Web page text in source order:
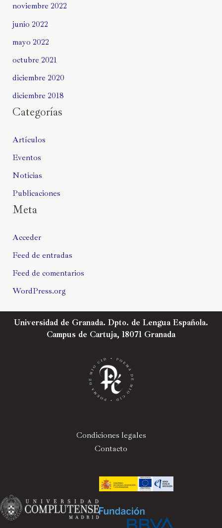
noviembre 2022
junio 2022
mayo 2022
octubre 2021
diciembre 2020
diciembre 2018
Categorías
Artículos
Eventos
Noticias
Publicaciones
Meta
Acceder
Feed de entradas
Feed de comentarios
WordPress.org
Universidad de Granada. Dpto. de Lengua Española.
Campus de Cartuja, 18071 Granada
Condiciones legales
Contacto